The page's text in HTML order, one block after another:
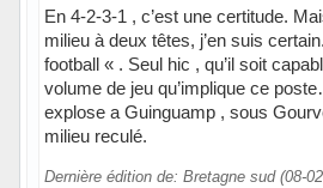
En 4-2-3-1 , c’est une certitude.
milieu à deux têtes, j’en suis
football « . Seul hic , qu’il soit
volume de jeu qu’implique ce
explose a Guinguamp , sous
milieu reculé.
Dernière édition de: Bretagne sud (08-